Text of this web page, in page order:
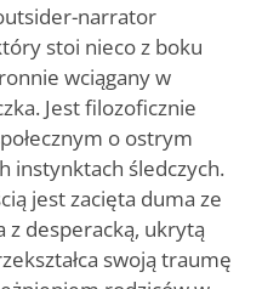
narrator
stoi nieco z boku
wciągany w
Jest filozoficznie
o ostrym
instynktach śledczych.
jest zacięta duma ze
z desperacką, ukrytą
swoją traumę